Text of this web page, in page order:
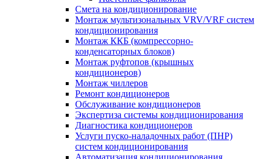
Смета на кондиционирование
Монтаж мультизональных VRV/VRF систем
кондиционирования
Монтаж ККБ (компрессорно-
конденсаторных блоков)
Монтаж руфтопов (крышных
кондиционеров)
Монтаж чиллеров
Ремонт кондиционеров
Обслуживание кондиционеров
Экспертиза системы кондиционирования
Диагностика кондиционеров
Услуги пуско-наладочных работ (ПНР)
систем кондиционирования
Автоматизация кондиционирования